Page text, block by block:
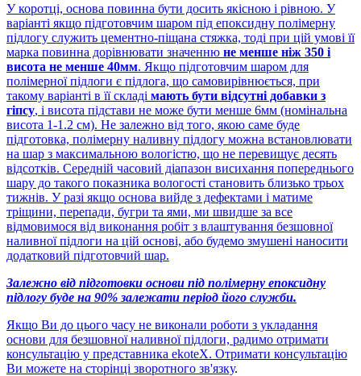
У коротці, основа повинна бути досить якісною і рівною. У
варіанті якщо підготовчим шаром під епоксидну полімерну
підлогу служить цементно-піщана стяжка, тоді при цій умові її
марка повинна дорівнювати значенню не менше ніж 350 і
висота не менше 40мм. Якщо підготовчим шаром для
полімерної підлоги є підлога, що самовирівнюється, при
такому варіанті в її складі мають бути відсутні добавки з
гіпсу, і висота підстави не може бути менше 6мм (номінальна
висота 1-1.2 см). Не залежно від того, якою саме буде
підготовка, полімерну наливну підлогу можна встановлювати
на шар з максимальною вологістю, що не перевищує десять
відсотків. Середній часовий діапазон висихання попереднього
шару до такого показника вологості становить близько трьох
тижнів. У разі якщо основа вийде з дефектами і матиме
тріщини, перепади, бугри та ями, ми швидше за все
відмовимося від виконання робіт з влаштування безшовної
наливної підлоги на цій основі, або будемо змушені наносити
додатковий підготовчий шар.
Залежно від підготовки основи під полімерну епоксидну
підлогу буде на 90% залежати період його служби.
Якщо Ви до цього часу не виконали роботи з укладання
основи для безшовної наливної підлоги, радимо отримати
консультацію у представника ekoteX. Отримати консультацію
Ви можете на сторінці зворотного зв'язку.